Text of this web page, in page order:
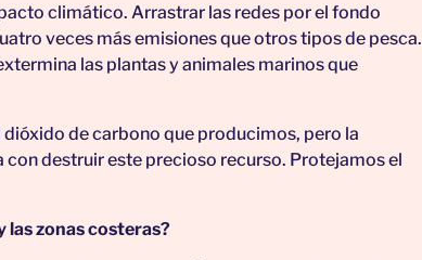
climático. Arrastrar las redes por el fondo
veces más emisiones que otros tipos de pesca.
las plantas y animales marinos que
de carbono que producimos, pero la
destruir este precioso recurso. Protejamos el
las zonas costeras?